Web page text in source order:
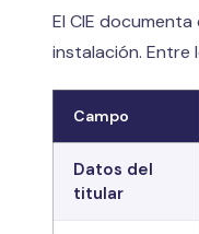
El CIE
instalación. Entre
Campo
Datos del
titular